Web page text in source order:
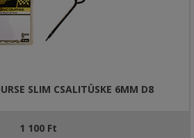
SLIM CSALITÜSKE 6MM D8
1 100 Ft